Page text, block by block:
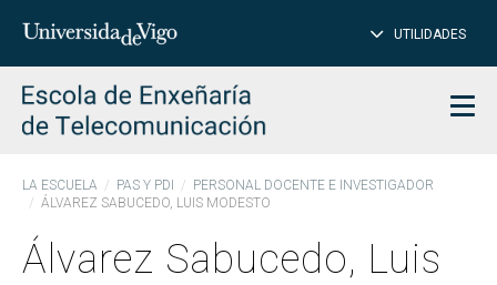
Insert
to
search
UTILIDADES
LA ESCUELA PAS Y PDI
PERSONAL DOCENTE E INVESTIGADOR
ÁLVAREZ SABUCEDO, LUIS MODESTO
Álvarez Sabucedo, Luis